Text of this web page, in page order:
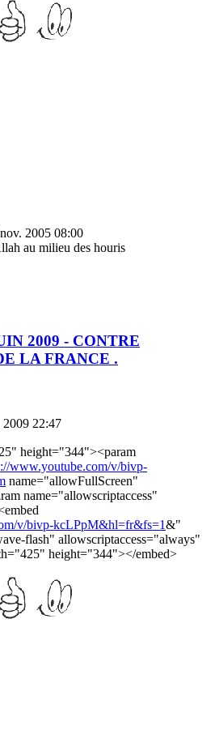
2005 08:00
au milieu des houris
2009 - CONTRE
LA FRANCE .
22:47
height="344"><param
www.youtube.com/v/bivp-
name="allowFullScreen"
name="allowscriptaccess"
v/bivp-kcLPpM&hl=fr&fs=1&"
flash" allowscriptaccess="always"
height="344"></embed>